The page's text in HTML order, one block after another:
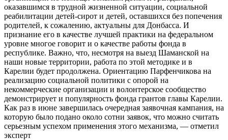
оказавшимся в трудной жизненной ситуации, социальной
реабилитации детей-сирот и детей, оставшихся без попечения
родителей, к сожалению, актуальны для Донбасса. И
признание его в качестве лучшей практики на федеральном
уровне многое говорит и о качестве работы фонда в
республике. Важно, что, несмотря на выезд Шаманской на
наши новые территории, работа по этой методике и в
Карелии будет продолжена. Ориентацию Парфенчикова на
реализацию социальной политики с опорой на
некоммерческие организации и волонтерское сообщество
демонстрирует и популярность фонда грантов главы Карелии.
Как раз в июне завершилась очередная заявочная кампания, на
которую было подано около сотни заявок, что можно считать
серьезным успехом применения этого механизма, — отметил
эксперт